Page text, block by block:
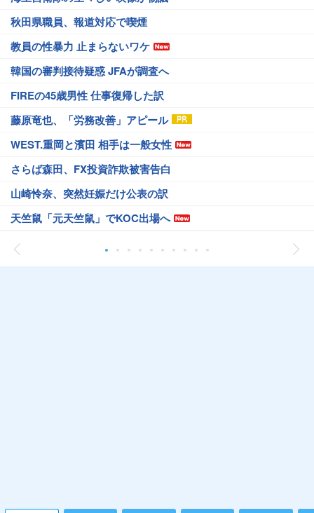
秋田県職員、報道対応で喫煙
教員の性暴力 止まらないワケ
韓国の審判接待疑惑 JFAが調査へ
FIREの45歳男性 仕事復帰した訳
藤原竜也、「労務改善」アピール
WEST.重岡と濱田 相手は一般女性
さらば森田、FX投資詐欺被害告白
山崎怜奈、突然妊娠だけ公表の訳
天竺鼠「元天竺鼠」でKOC出場へ